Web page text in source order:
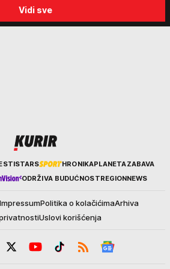
su male" resurse"
Vidi sve
STARS HRONIKAPLANETAZABAVA
ODRŽIVA BUDUĆNOSTREGIONNEWS
Politika o kolačićimaArhiva
Uslovi korišćenja